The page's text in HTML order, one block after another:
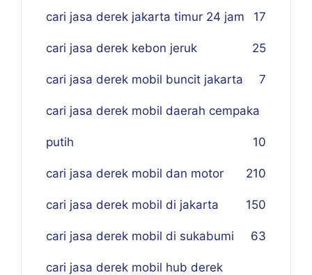
cari jasa derek jakarta timur 24 jam 17
cari jasa derek kebon jeruk 25
cari jasa derek mobil buncit jakarta 7
cari jasa derek mobil daerah cempaka
putih 10
cari jasa derek mobil dan motor 210
cari jasa derek mobil di jakarta 150
cari jasa derek mobil di sukabumi 63
cari jasa derek mobil hub derek